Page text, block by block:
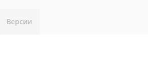
Версии